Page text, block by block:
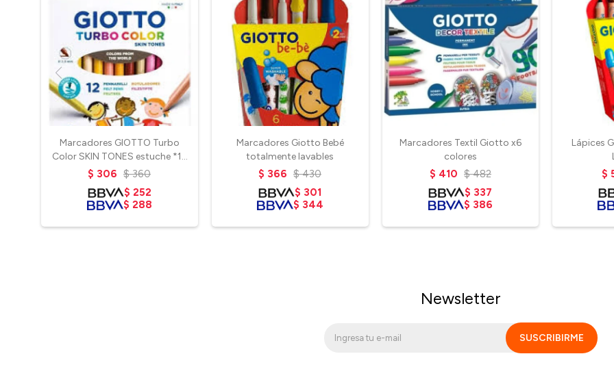
Marcadores GIOTTO Turbo
Color SKIN TONES estuche *12
col.
$ 306 $ 360
$ 252
$ 288
Marcadores Giotto Bebé
totalmente lavables
$ 366 $ 430
$ 301
$ 344
Marcadores Textil Giotto x6
colores
$ 410 $ 482
$ 337
$ 386
Lápices
$
Newsletter
SUSCRIBIRME